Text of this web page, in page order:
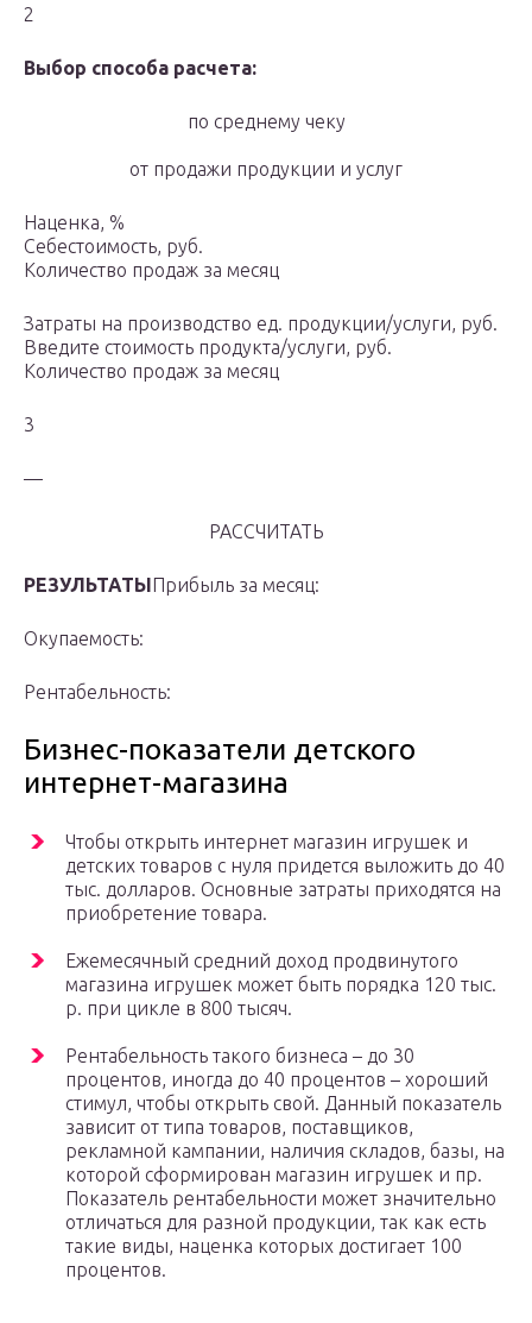
2
Выбор способа расчета:
по среднему чеку
от продажи продукции и услуг
Наценка, %
Себестоимость, руб.
Количество продаж за месяц
Затраты на производство ед. продукции/услуги, руб.
Введите стоимость продукта/услуги, руб.
Количество продаж за месяц
3
—
РАССЧИТАТЬ
РЕЗУЛЬТАТЫПрибыль за месяц:
Окупаемость:
Рентабельность:
Бизнес-показатели детского
интернет-магазина
Чтобы открыть интернет магазин игрушек и
детских товаров с нуля придется выложить до 40
тыс. долларов. Основные затраты приходятся на
приобретение товара.
Ежемесячный средний доход продвинутого
магазина игрушек может быть порядка 120 тыс.
р. при цикле в 800 тысяч.
Рентабельность такого бизнеса – до 30
процентов, иногда до 40 процентов – хороший
стимул, чтобы открыть свой. Данный показатель
зависит от типа товаров, поставщиков,
рекламной кампании, наличия складов, базы, на
которой сформирован магазин игрушек и пр.
Показатель рентабельности может значительно
отличаться для разной продукции, так как есть
такие виды, наценка которых достигает 100
процентов.